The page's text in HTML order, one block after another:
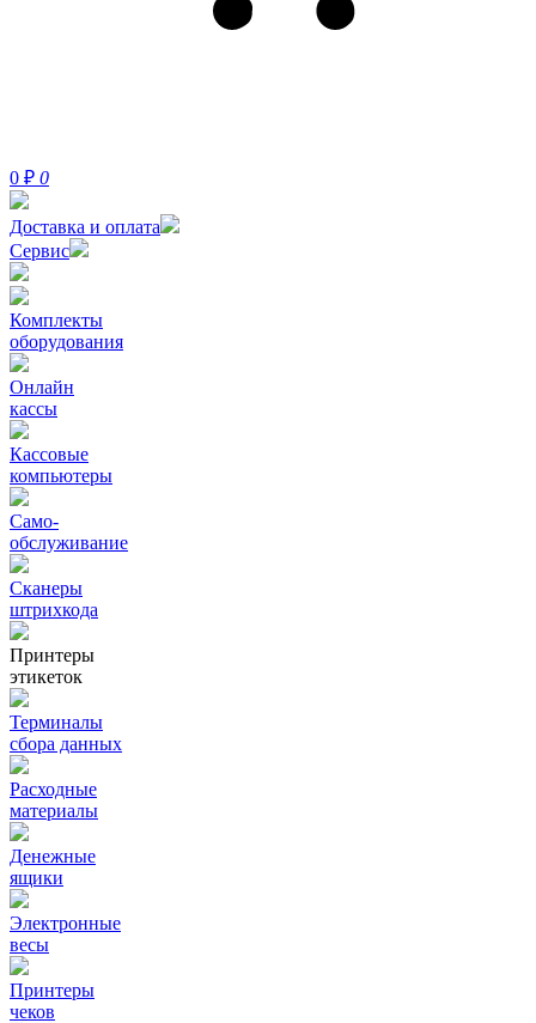
0 ₽ 0
Доставка и оплата
Сервис
Комплекты
оборудования
Онлайн
кассы
Кассовые
компьютеры
Само-
обслуживание
Сканеры
штрихкода
Принтеры
этикеток
Терминалы
сбора данных
Расходные
материалы
Денежные
ящики
Электронные
весы
Принтеры
чеков